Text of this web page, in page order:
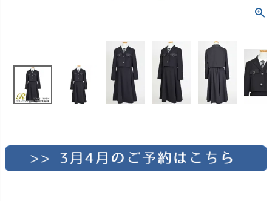
Photography
対応 七五三・発表会・記念撮影